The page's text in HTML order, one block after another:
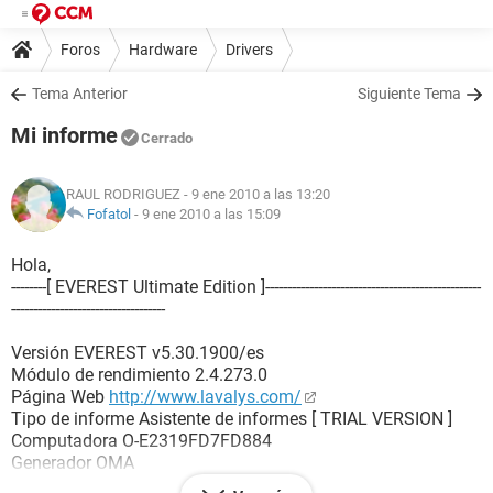
Foros Hardware Drivers
Tema Anterior Siguiente Tema
Mi informe Cerrado
RAUL RODRIGUEZ - 9 ene 2010 a las 13:20
Fofatol - 9 ene 2010 a las 15:09
Hola,
--------[ EVEREST Ultimate Edition ]-------------------------------------------------
-----------------------------------
Versión EVEREST v5.30.1900/es
Módulo de rendimiento 2.4.273.0
Página Web http://www.lavalys.com/
Tipo de informe Asistente de informes [ TRIAL VERSION ]
Computadora O-E2319FD7FD884
Generador OMA
Sistema operativo Microsoft Windows XP Professional